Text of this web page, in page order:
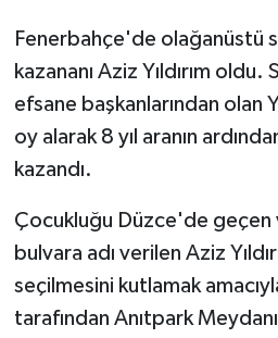
Fenerbahçe'de olağanüstü
kazananı Aziz Yıldırım
efsane başkanlarından olan
oy alarak 8 yıl aranın
kazandı.
Çocukluğu Düzce'de
bulvara adı verilen Aziz
seçilmesini kutlamak
tarafından Anıtpark
İş Dünyası
Jandarma
KÜLTÜR SANAT